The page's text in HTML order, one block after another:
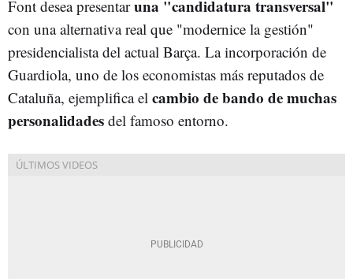
Font desea presentaruna "candidatura transversal"
con una alternativa real que "modernice la gestión"
presidencialista del actual Barça. La incorporación de
Guardiola, uno de los economistas más reputados de
Cataluña, ejemplifica el cambio de bando de muchas
personalidades del famoso entorno.